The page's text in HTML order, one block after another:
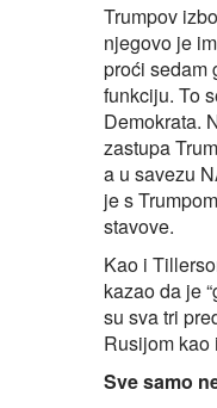
Trumpov
njegovo je
proći sedam
funkciju. To
Demokrata.
zastupa
a u savezu
je s
stavove.
Kao i
kazao da je
su sva tri
Rusijom kao
Sve samo